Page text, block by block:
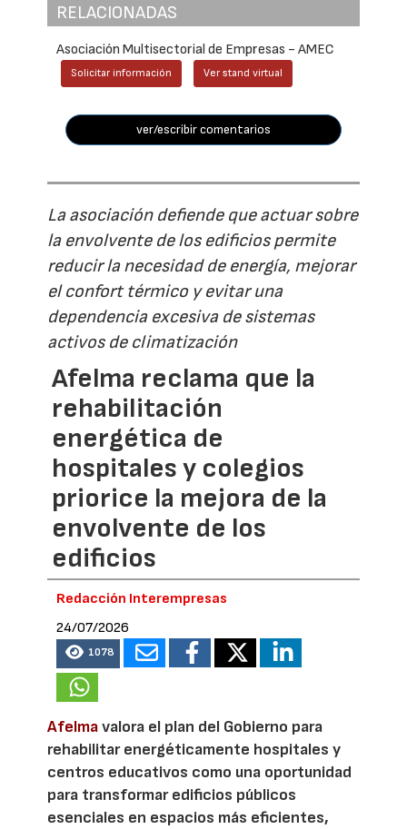
RELACIONADAS
Asociación Multisectorial de Empresas - AMEC
Solicitar información Ver stand virtual
ver/escribir comentarios
La asociación defiende que actuar sobre
la envolvente de los edificios permite
reducir la necesidad de energía, mejorar
el confort térmico y evitar una
dependencia excesiva de sistemas
activos de climatización
Afelma reclama que la
rehabilitación
energética de
hospitales y colegios
priorice la mejora de la
envolvente de los
edificios
Redacción Interempresas
24/07/2026
1078
Afelmavalora el plan del Gobierno para
rehabilitar energéticamente hospitales y
centros educativos como una oportunidad
para transformar edificios públicos
esenciales en espacios más eficientes,